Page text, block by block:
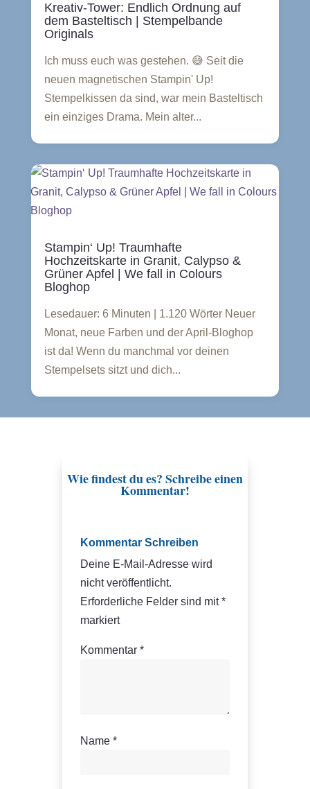
Kreativ-Tower: Endlich Ordnung auf
dem Basteltisch | Stempelbande
Originals
Ich muss euch was gestehen. 😅 Seit die
neuen magnetischen Stampin' Up!
Stempelkissen da sind, war mein Basteltisch
ein einziges Drama. Mein alter...
Stampin‘ Up! Traumhafte
Hochzeitskarte in Granit, Calypso &
Grüner Apfel | We fall in Colours
Bloghop
Lesedauer: 6 Minuten | 1.120 Wörter Neuer
Monat, neue Farben und der April-Bloghop
ist da! Wenn du manchmal vor deinen
Stempelsets sitzt und dich...
Wie findest du es? Schreibe einen
Kommentar!
Kommentar Schreiben
Deine E-Mail-Adresse wird
nicht veröffentlicht.
Erforderliche Felder sind mit*
markiert
Kommentar*
Name*